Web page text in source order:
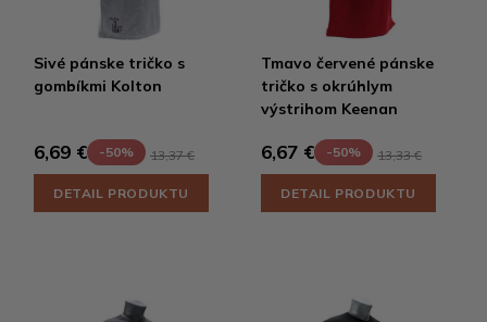
Sivé pánske tričko s
gombíkmi Kolton
6,69 € -50% 13,37 €
DETAIL PRODUKTU
Tmavo červené pánske
tričko s okrúhlym
výstrihom Keenan
6,67 € -50% 13,33 €
DETAIL PRODUKTU